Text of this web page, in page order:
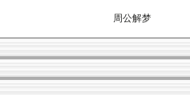
周公解梦